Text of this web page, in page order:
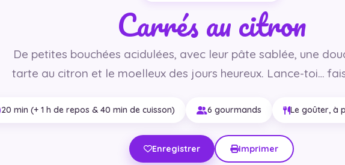
Carrés au citron
De petites bouchées acidulées, avec leur pâte sablée, une
tarte au citron et le moelleux des jours heureux. Lance-toi…
20 min (+ 1 h de repos & 40 min de cuisson) 6 gourmands Le goûter, à
Enregistrer Imprimer